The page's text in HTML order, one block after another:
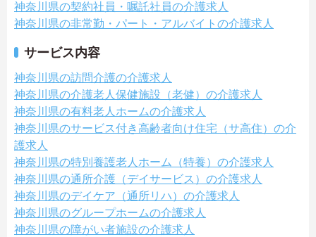
神奈川県の契約社員・嘱託社員の介護求人
神奈川県の非常勤・パート・アルバイトの介護求人
サービス内容
神奈川県の訪問介護の介護求人
神奈川県の介護老人保健施設（老健）の介護求人
神奈川県の有料老人ホームの介護求人
神奈川県のサービス付き高齢者向け住宅（サ高住）の介
護求人
神奈川県の特別養護老人ホーム（特養）の介護求人
神奈川県の通所介護（デイサービス）の介護求人
神奈川県のデイケア（通所リハ）の介護求人
神奈川県のグループホームの介護求人
神奈川県の障がい者施設の介護求人